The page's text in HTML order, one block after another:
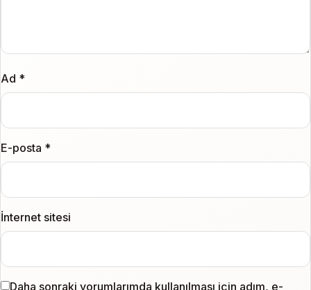
Ad *
E-posta *
İnternet sitesi
Daha sonraki yorumlarımda kullanılması için adım, e-